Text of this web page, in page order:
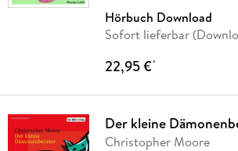
Hörbuch Download
Sofort lieferbar
22,95 €*
Der kleine
Christopher Moore